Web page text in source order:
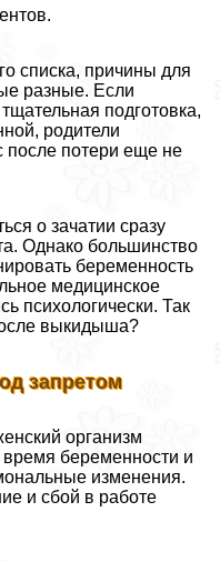
списка, причины для
разные. Если
подготовка,
родители
после потери еще не
о зачатии сразу
Однако большинство
беременность
медицинское
психологически. Так
выкидыша?
запретом
организм
беременности и
изменения.
и сбой в работе